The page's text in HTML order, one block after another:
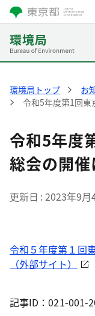
環境局トップ お
令和5年度第1回
令和5年度
総会の開催
更新日 2023年9月
令和５年度第１回
（外部サイト）
記事ID：021-001-